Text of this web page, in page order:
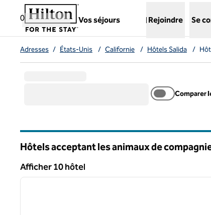
Aller directement au contenu
0
Vos séjours
,ouvre un nouvel onglet
Rejoindre Se
Adresses / États-Unis / Californie / Hôtels Salida /
Comparer
Hôtels acceptant les animaux de
Afficher 10 hôtel
Afficher 10 hôtel
1 sur 11